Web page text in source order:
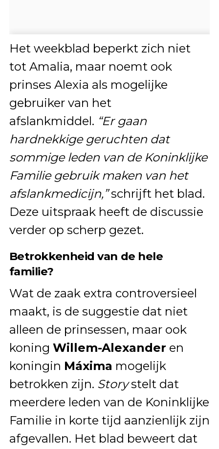
Het weekblad beperkt zich niet
tot Amalia, maar noemt ook
prinses Alexia als mogelijke
gebruiker van het
afslankmiddel. “Er gaan
hardnekkige geruchten dat
sommige leden van de Koninklijke
Familie gebruik maken van het
afslankmedicijn,”schrijft het blad.
Deze uitspraak heeft de discussie
verder op scherp gezet.
Betrokkenheid van de hele
familie?
Wat de zaak extra controversieel
maakt, is de suggestie dat niet
alleen de prinsessen, maar ook
koning Willem-Alexander en
koningin Máxima mogelijk
betrokken zijn. Storystelt dat
meerdere leden van de Koninklijke
Familie in korte tijd aanzienlijk zijn
afgevallen. Het blad beweert dat